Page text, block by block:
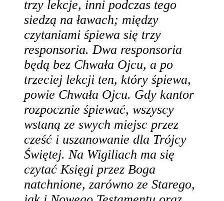
trzy lekcje, inni podczas tego
siedzą na ławach; między
czytaniami śpiewa się trzy
responsoria. Dwa responsoria
będą bez Chwała Ojcu, a po
trzeciej lekcji ten, który śpiewa,
powie Chwała Ojcu. Gdy kantor
rozpocznie śpiewać, wszyscy
wstaną ze swych miejsc przez
cześć i uszanowanie dla Trójcy
Świętej. Na Wigiliach ma się
czytać Księgi przez Boga
natchnione, zarówno ze Starego,